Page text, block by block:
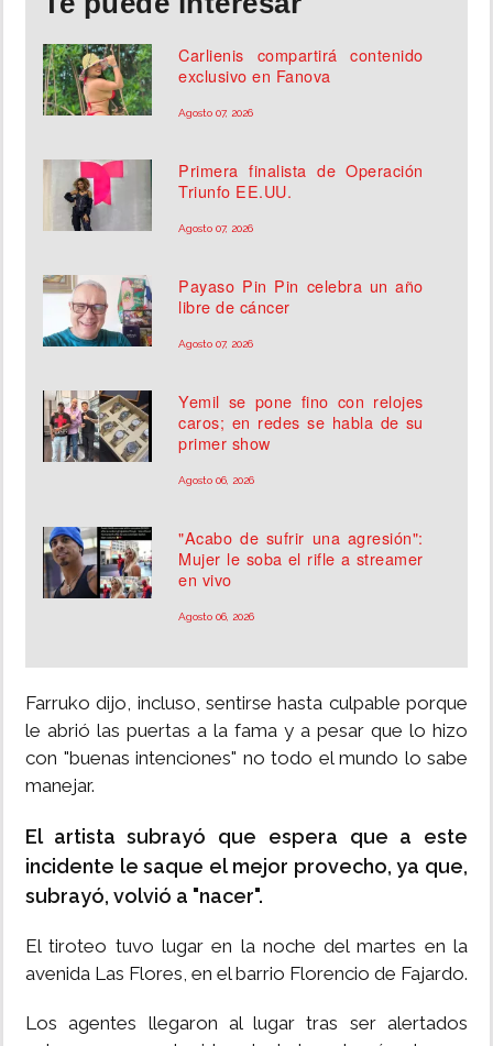
Carlienis compartirá contenido
exclusivo en Fanova
Agosto 07, 2026
Primera finalista de Operación
Triunfo EE.UU.
Agosto 07, 2026
Payaso Pin Pin celebra un año
libre de cáncer
Agosto 07, 2026
Yemil se pone fino con relojes
caros; en redes se habla de su
primer show
Agosto 06, 2026
"Acabo de sufrir una agresión":
Mujer le soba el rifle a streamer
en vivo
Agosto 06, 2026
Farruko dijo, incluso, sentirse hasta culpable porque
le abrió las puertas a la fama y a pesar que lo hizo
con "buenas intenciones" no todo el mundo lo sabe
manejar.
El artista subrayó que espera que a este
incidente le saque el mejor provecho, ya que,
subrayó, volvió a "nacer".
El tiroteo tuvo lugar en la noche del martes en la
avenida Las Flores, en el barrio Florencio de Fajardo.
Los agentes llegaron al lugar tras ser alertados